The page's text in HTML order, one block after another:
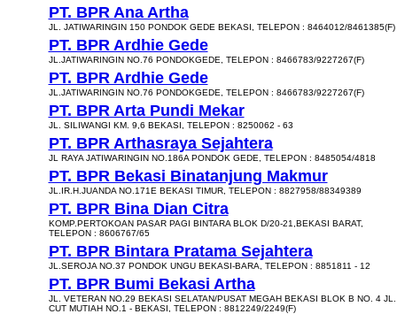
PT. BPR Ana Artha
JL. JATIWARINGIN 150 PONDOK GEDE BEKASI, TELEPON : 8464012/8461385(F)
PT. BPR Ardhie Gede
JL.JATIWARINGIN NO.76 PONDOKGEDE, TELEPON : 8466783/9227267(F)
PT. BPR Ardhie Gede
JL.JATIWARINGIN NO.76 PONDOKGEDE, TELEPON : 8466783/9227267(F)
PT. BPR Arta Pundi Mekar
JL. SILIWANGI KM. 9,6 BEKASI, TELEPON : 8250062 - 63
PT. BPR Arthasraya Sejahtera
JL RAYA JATIWARINGIN NO.186A PONDOK GEDE, TELEPON : 8485054/4818
PT. BPR Bekasi Binatanjung Makmur
JL.IR.H.JUANDA NO.171E BEKASI TIMUR, TELEPON : 8827958/88349389
PT. BPR Bina Dian Citra
KOMP.PERTOKOAN PASAR PAGI BINTARA BLOK D/20-21,BEKASI BARAT,
TELEPON : 8606767/65
PT. BPR Bintara Pratama Sejahtera
JL.SEROJA NO.37 PONDOK UNGU BEKASI-BARA, TELEPON : 8851811 - 12
PT. BPR Bumi Bekasi Artha
JL. VETERAN NO.29 BEKASI SELATAN/PUSAT MEGAH BEKASI BLOK B NO. 4 JL.
CUT MUTIAH NO.1 - BEKASI, TELEPON : 8812249/2249(F)